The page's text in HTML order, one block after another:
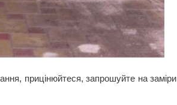
прицінюйтеся, запрошуйте на заміри